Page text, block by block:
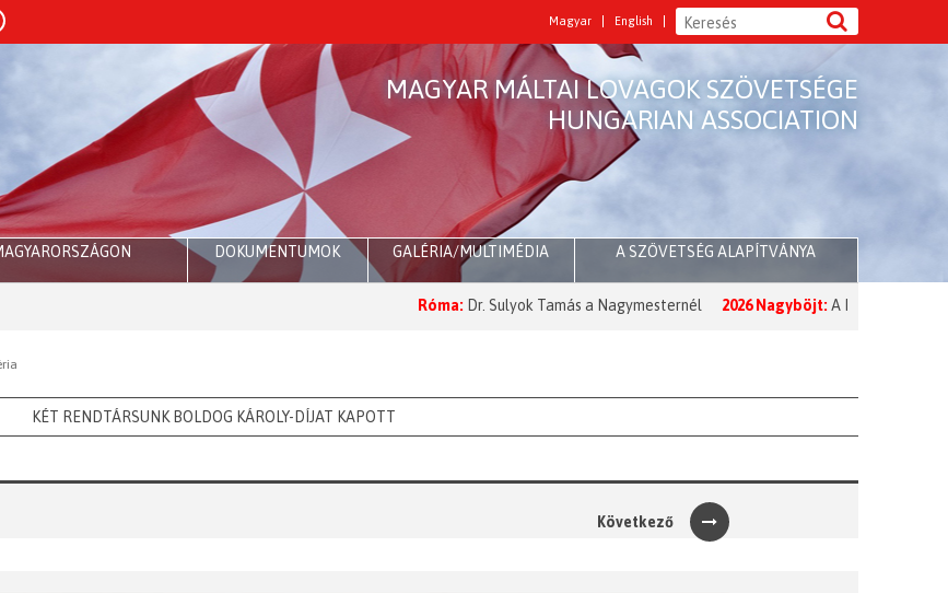
Magyar English
MAGYAR MÁLTAI LOVAGOK SZÖVETSÉGE
HUNGARIAN ASSOCIATION
DOKUMENTUMOK GALÉRIA/MULTIMÉDIA A SZÖVETSÉG ALAPÍTVÁNYA
Dr. Sulyok Tamás a Nagymesternél 2026 Nagyböjt: A Nagymester üzenete a
KÉT RENDTÁRSUNK BOLDOG KÁROLY-DÍJAT KAPOTT
Következő